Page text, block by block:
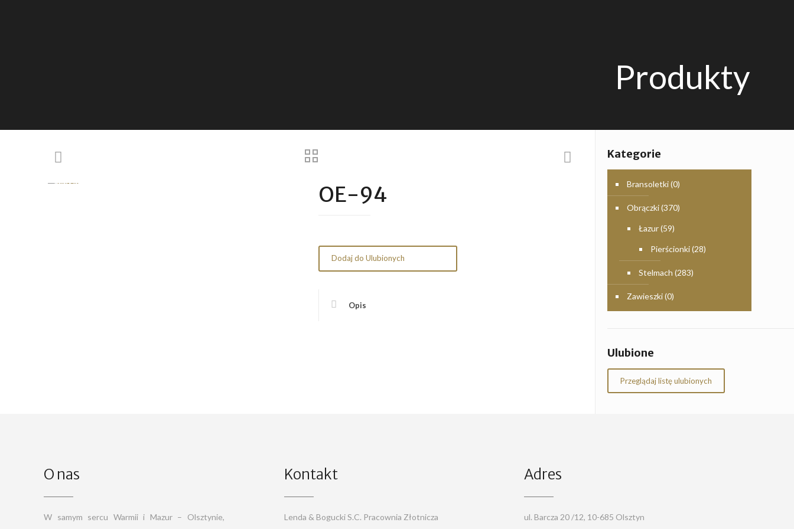
Produkty
OE-94
Dodaj do Ulubionych
Opis
Kategorie
Bransoletki(0)
Obrączki(370)
Łazur(59)
Pierścionki(28)
Stelmach (283)
Zawieszki(0)
Ulubione
Przeglądaj listę ulubionych
O nas
W samym sercu Warmii i Mazur – Olsztynie,
Kontakt
Lenda & Bogucki S.C. Pracownia Złotnicza
Adres
ul. Barcza 20 /12, 10-685 Olsztyn